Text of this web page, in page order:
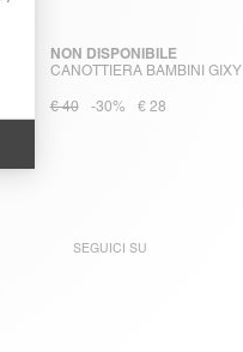
CANOTTIERA BAMBINI GIXY
NON DISPONIBILE
€ 40 -30% € 28
SEGUICI SU